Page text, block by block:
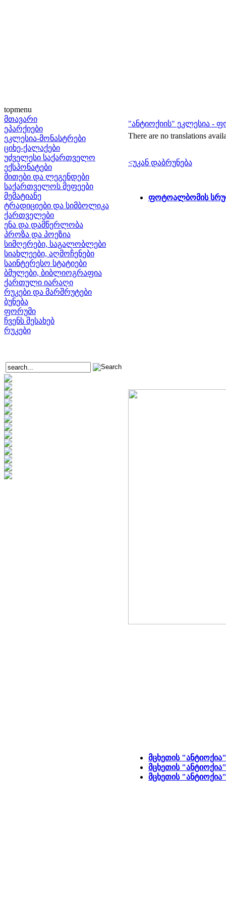
topmenu
მთავარი
ეპარქიები
ეკლესია-მონასტრები
ციხე-ქალაქები
უძველესი საქართველო
ექსპონატები
მითები და ლეგენდები
საქართველოს მეფეები
მემატიანე
ტრადიციები და სიმბოლიკა
ქართველები
ენა და დამწერლობა
პროზა და პოეზია
სიმღერები, საგალობლები
სიახლეები, აღმოჩენები
საინტერესო სტატიები
ბმულები, ბიბლიოგრაფია
ქართული იარაღი
რუკები და მარშრუტები
ბუნება
ფორუმი
ჩვენს შესახებ
რუკები
"ანტიოქიის" ეკლესია -
There are no translations
<უკან დაბრუნება
ფოტოალბომის
მცხეთის
მცხეთის
მცხეთის